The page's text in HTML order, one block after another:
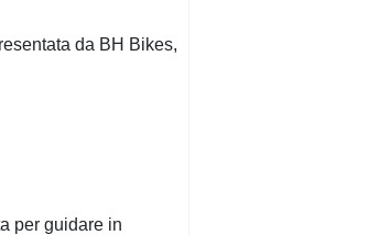
da BH Bikes,
per guidare in